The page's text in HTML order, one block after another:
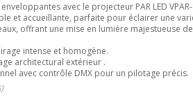
avec le projecteur PAR LED
et accueillante, parfaite pour éclairer une
offrant une mise en lumière majestueuse
intense et homogène.
architectural extérieur .
avec contrôle DMX pour un pilotage précis.